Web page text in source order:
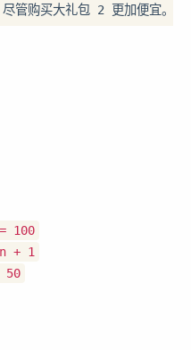
管购买大礼包 2 更加便宜。
100
+ 1